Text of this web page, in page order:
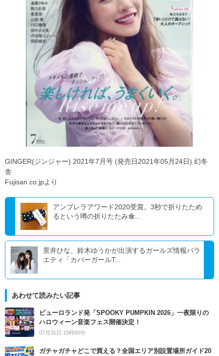
GINGER(ジンジャー) 2021年7月号 (発売日2021年05月24日) 幻冬
舎
Fujisan.co.jpより
アンブレラアワード2020受賞。3秒で折りたため
るという噂の折りたたみ傘...
景井ひな、鈴木ゆうかが出演するガールズ情報バラ
エティ「カバーガールT...
あわせて読みたい記事
ピューロランド発「SPOOKY PUMPKIN 2026」一夜限りの
ハロウィーン音楽フェス開催決定！
07月31日 15時00分
ガチャガチャどこで買える？全国エリア別設置場所ガイド20